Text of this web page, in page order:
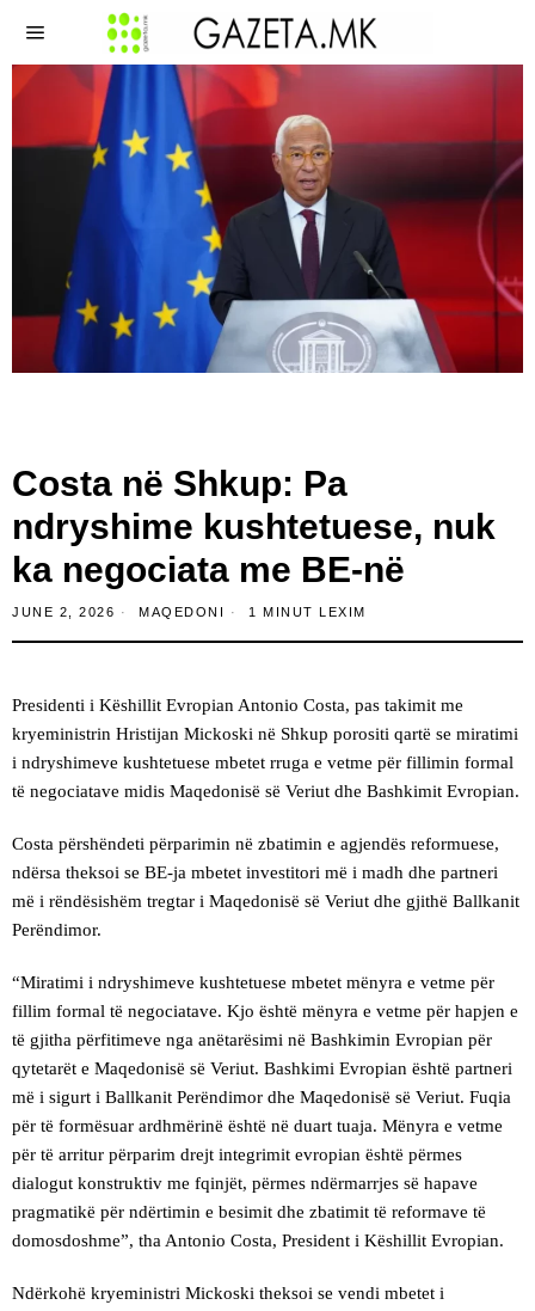
Costa në Shkup: Pa
ndryshime kushtetuese, nuk
ka negociata me BE-në
JUNE 2, 2026 MAQEDONI 1 MINUT LEXIM
Presidenti i Këshillit Evropian Antonio Costa, pas takimit me
kryeministrin Hristijan Mickoski në Shkup porositi qartë se miratimi
i ndryshimeve kushtetuese mbetet rruga e vetme për fillimin formal
të negociatave midis Maqedonisë së Veriut dhe Bashkimit Evropian.
Costa përshëndeti përparimin në zbatimin e agjendës reformuese,
ndërsa theksoi se BE-ja mbetet investitori më i madh dhe partneri
më i rëndësishëm tregtar i Maqedonisë së Veriut dhe gjithë Ballkanit
Perëndimor.
“Miratimi i ndryshimeve kushtetuese mbetet mënyra e vetme për
fillim formal të negociatave. Kjo është mënyra e vetme për hapjen e
të gjitha përfitimeve nga anëtarësimi në Bashkimin Evropian për
qytetarët e Maqedonisë së Veriut. Bashkimi Evropian është partneri
më i sigurt i Ballkanit Perëndimor dhe Maqedonisë së Veriut. Fuqia
për të formësuar ardhmërinë është në duart tuaja. Mënyra e vetme
për të arritur përparim drejt integrimit evropian është përmes
dialogut konstruktiv me fqinjët, përmes ndërmarrjes së hapave
pragmatikë për ndërtimin e besimit dhe zbatimit të reformave të
domosdoshme”, tha Antonio Costa, President i Këshillit Evropian.
Ndërkohë kryeministri Mickoski theksoi se vendi mbetet i